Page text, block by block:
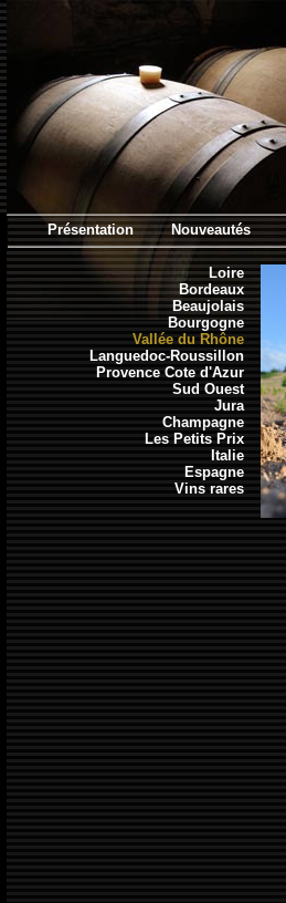
Présentation Nouveautés
Loire
Bordeaux
Beaujolais
Bourgogne
Vallée du Rhône
Languedoc-Roussillon
Provence Cote d'Azur
Sud Ouest
Jura
Champagne
Les Petits Prix
Italie
Espagne
Vins rares